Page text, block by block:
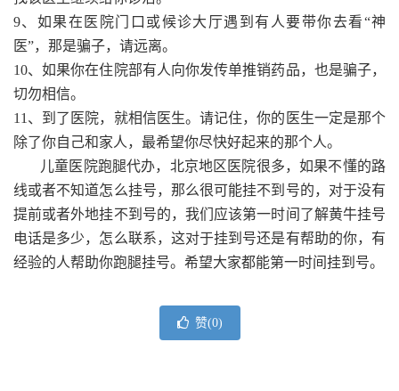
9、如果在医院门口或候诊大厅遇到有人要带你去看“神
医”，那是骗子，请远离。
10、如果你在住院部有人向你发传单推销药品，也是骗子，
切勿相信。
11、到了医院，就相信医生。请记住，你的医生一定是那个
除了你自己和家人，最希望你尽快好起来的那个人。
儿童医院跑腿代办，北京地区医院很多，如果不懂的路
线或者不知道怎么挂号，那么很可能挂不到号的，对于没有
提前或者外地挂不到号的，我们应该第一时间了解黄牛挂号
电话是多少，怎么联系，这对于挂到号还是有帮助的你，有
经验的人帮助你跑腿挂号。希望大家都能第一时间挂到号。
赞(0)